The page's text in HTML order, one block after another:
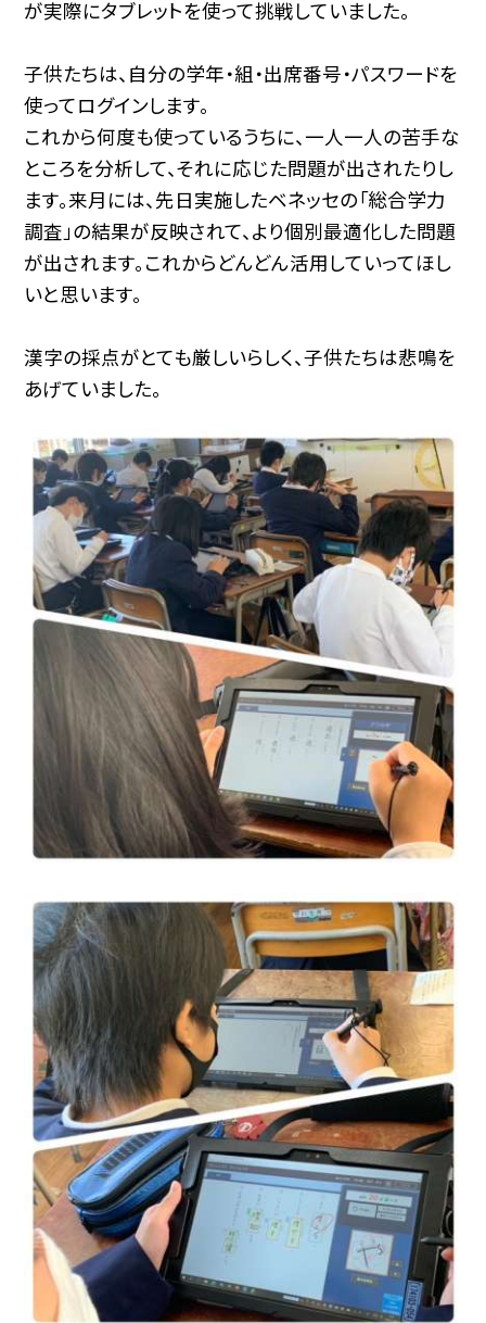
が実際にタブレットを使って挑戦していました。
子供たちは、自分の学年・組・出席番号・パスワードを
使ってログインします。
これから何度も使っているうちに、一人一人の苦手な
ところを分析して、それに応じた問題が出されたりし
ます。来月には、先日実施したベネッセの「総合学力
調査」の結果が反映されて、より個別最適化した問題
が出されます。これからどんどん活用していってほし
いと思います。
漢字の採点がとても厳しいらしく、子供たちは悲鳴を
あげていました。